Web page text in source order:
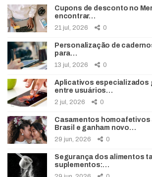
Cupons de desconto no
encontrar…
21 jul, 2026 0
Personalização de
para…
13 jul, 2026 0
Aplicativos especializados
entre usuários…
2 jul, 2026 0
Casamentos homoafetivos
Brasil e ganham novo…
29 jun, 2026 0
Segurança dos alimentos
suplementos:…